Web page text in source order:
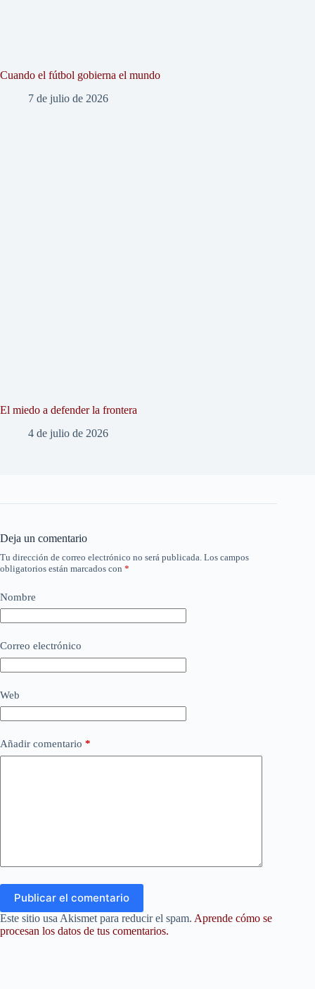
Cuando el fútbol gobierna el mundo
7 de julio de 2026
El miedo a defender la frontera
4 de julio de 2026
Deja un comentario
Tu dirección de correo electrónico no será publicada. Los campos
obligatorios están marcados con *
Nombre
Correo electrónico
Web
Añadir comentario *
Publicar el comentario
Este sitio usa Akismet para reducir el spam. Aprende cómo se
procesan los datos de tus comentarios.